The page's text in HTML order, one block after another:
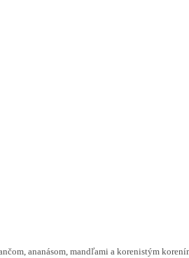
ananásom, mandľami a korenistým